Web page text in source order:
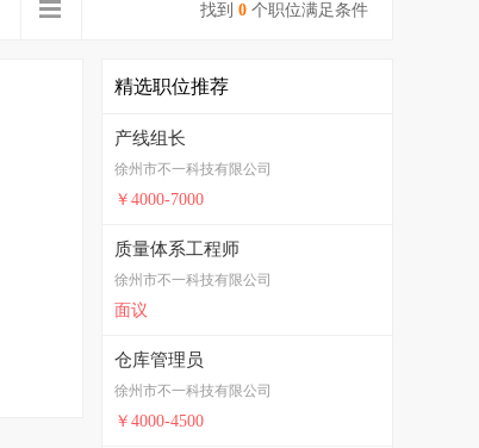
找到 0 个职位满足条件
精选职位推荐
产线组长
徐州市不一科技有限公司
￥4000-7000
质量体系工程师
徐州市不一科技有限公司
面议
仓库管理员
徐州市不一科技有限公司
￥4000-4500